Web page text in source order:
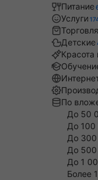
Питание
Услуги
Торговля
Детские
Красота
По
До 50
До 100
До 300
До 500
До 1
Более